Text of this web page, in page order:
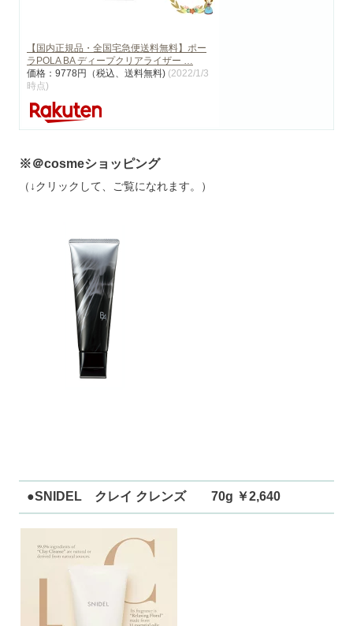
【国内正規品・全国宅急便送料無料】ポー
ラPOLA BA ディープクリアライザー …
価格：9778円（税込、送料無料) (2022/1/3
時点)
※＠cosmeショッピング
（↓クリックして、ご覧になれます。）
●SNIDEL クレイ クレンズ 70g ￥2,640